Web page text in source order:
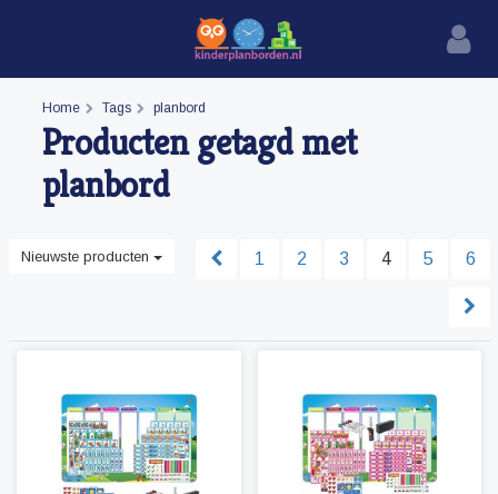
Home Tags planbord
Producten getagd met
planbord
Nieuwste producten 1 2 3 4 5 6